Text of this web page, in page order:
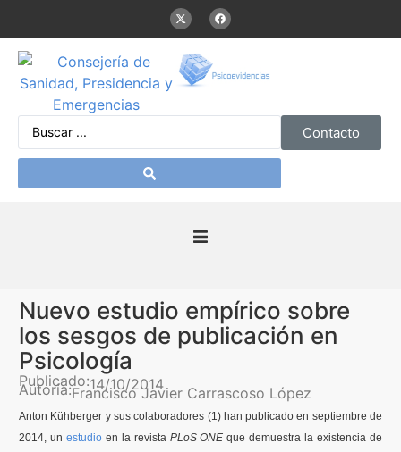
Contacto
Presentación
De interés
Contenidos Psicoevidencias
Nuevo estudio empírico sobre
los sesgos de publicación en
Psicología
Publicado:14/10/2014
Autoría:Francisco Javier Carrascoso López
Anton Kühberger y sus colaboradores (1) han publicado en septiembre de
2014, un estudio en la revista PLoSONE que demuestra la existencia de